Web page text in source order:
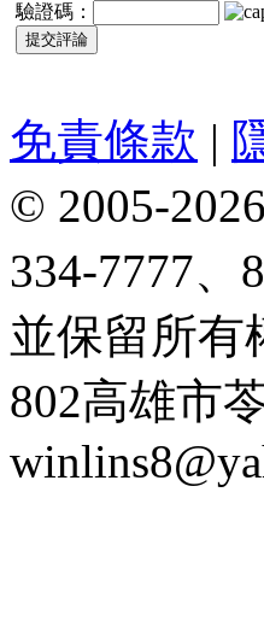
驗證碼：
免責條款 |
© 2005-
334-7777
並保留所有
802高雄市